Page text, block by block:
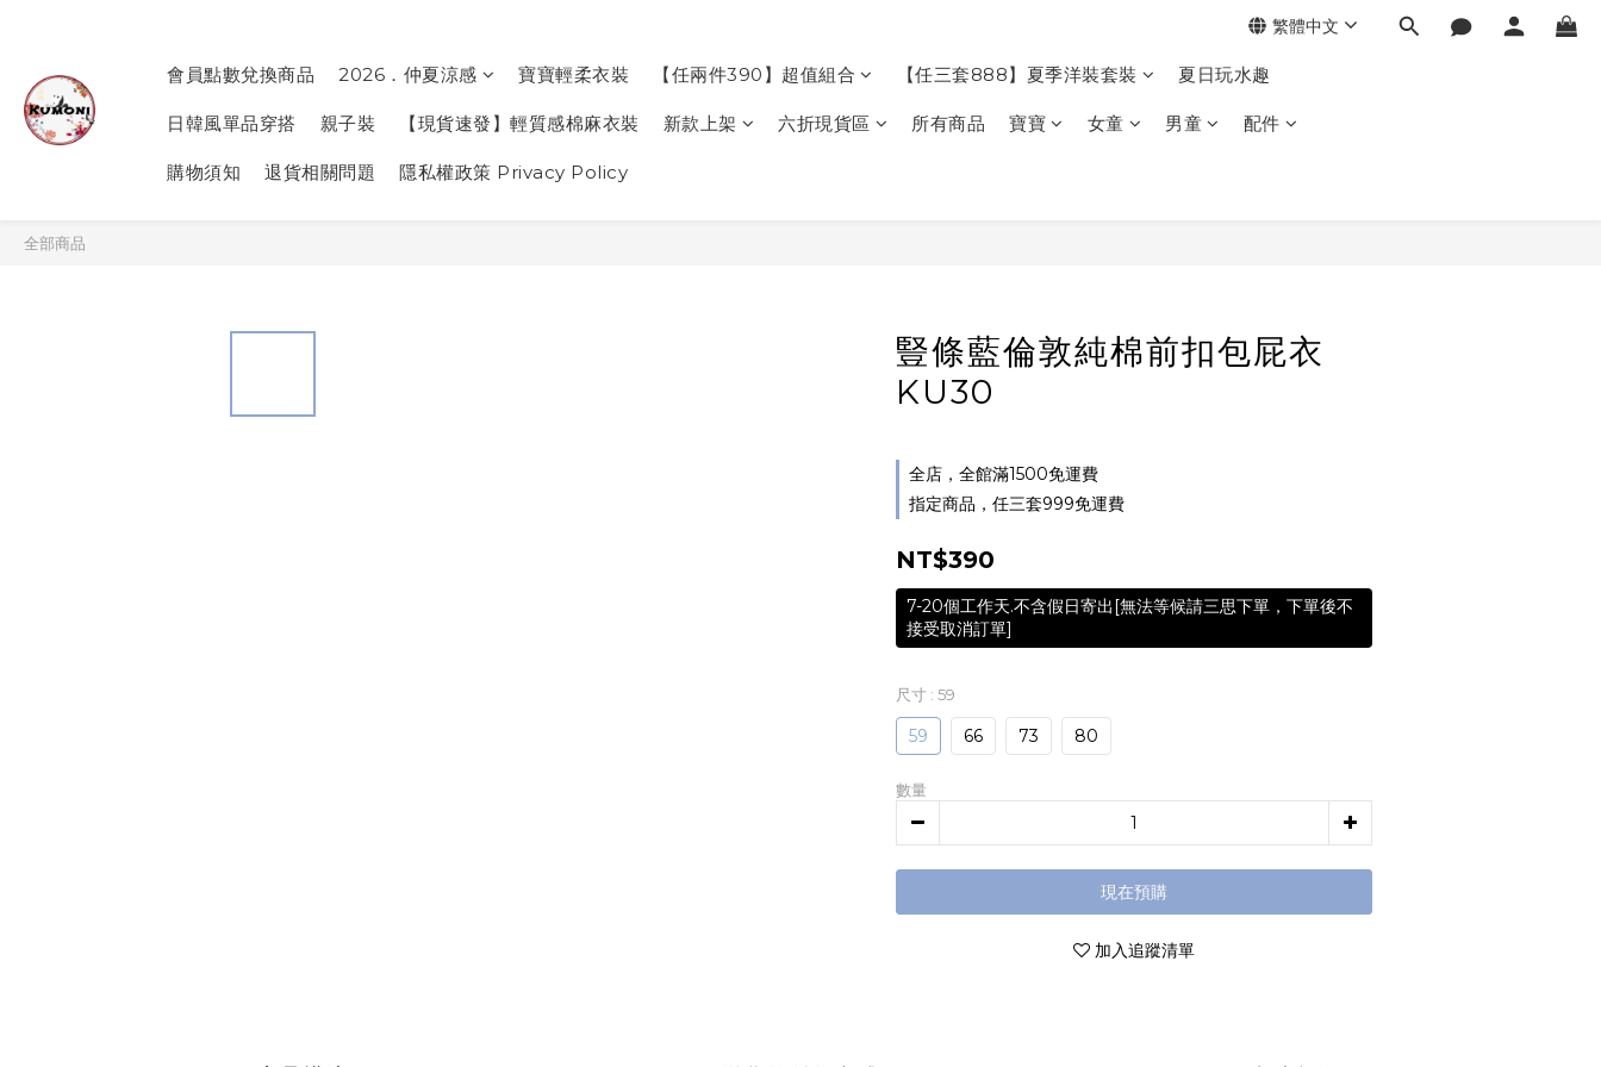
會員點數兌換商品 2026．仲夏涼感 寶寶輕柔衣裝 【任兩件390】超值組合 【任三套888】夏季洋裝套裝 夏日玩水趣
日韓風單品穿搭 親子裝 【現貨速發】輕質感棉麻衣裝 新款上架 六折現貨區 所有商品 寶寶 女童 男童 配件
購物須知 退貨相關問題 隱私權政策 Privacy Policy
繁體中文
全部商品
豎條藍倫敦純棉前扣包屁衣
KU30
全店，全館滿1500免運費
指定商品，任三套999免運費
NT$390
7-20個工作天.不含假日寄出[無法等候請三思下單，下單後不
接受取消訂單]
尺寸 : 59
59 66 73 80
數量
現在預購
加入追蹤清單